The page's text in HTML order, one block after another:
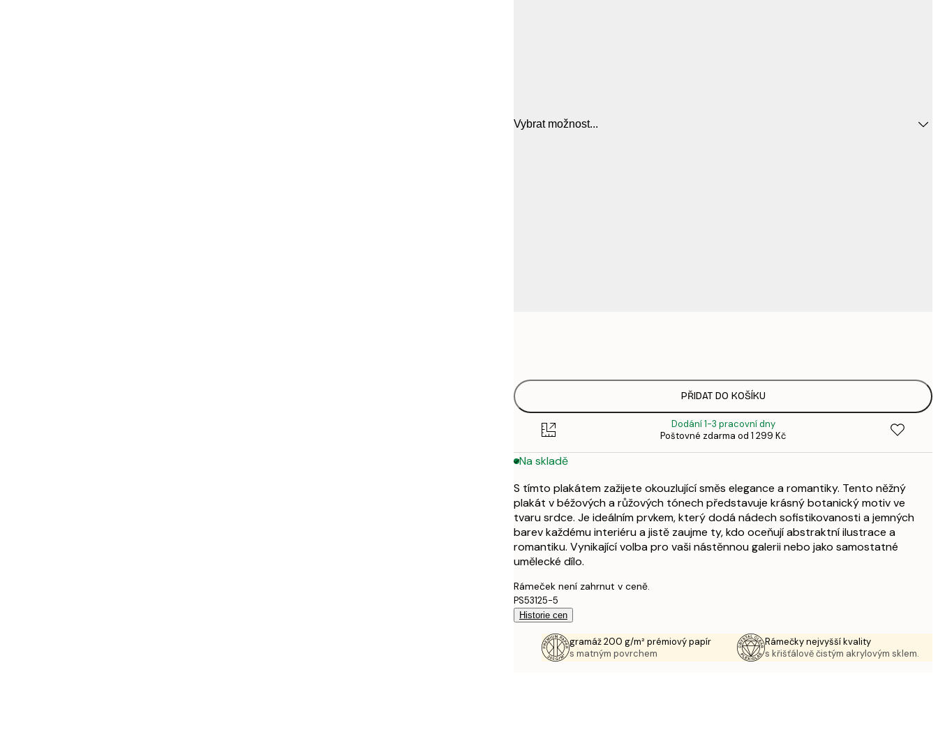
Vybrat možnost...
PŘIDAT DO KOŠÍKU
Dodání 1-3 pracovní dny
Poštovné zdarma od 1 299 Kč
Na skladě
S tímto plakátem zažijete okouzlující směs elegance a romantiky. Tento něžný
plakát v béžových a růžových tónech představuje krásný botanický motiv ve
tvaru srdce. Je ideálním prvkem, který dodá nádech sofistikovanosti a jemných
barev každému interiéru a jistě zaujme ty, kdo oceňují abstraktní ilustrace a
romantiku. Vynikající volba pro vaši nástěnnou galerii nebo jako samostatné
umělecké dílo.
Rámeček není zahrnut v ceně.
PS53125-5
Historie cen
gramáž 200 g/m² prémiový papír
s matným povrchem
Rámečky nejvyšší kvality
s křišťálově čistým akrylovým sklem.